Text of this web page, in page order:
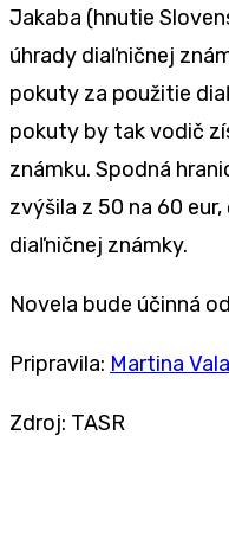
Jakaba (hnutie
úhrady diaľničnej
pokuty za použitie
pokuty by tak vodič
známku. Spodná
zvýšila z 50 na 60
diaľničnej známky.
Novela bude účinná
Pripravila: Martina
Zdroj: TASR